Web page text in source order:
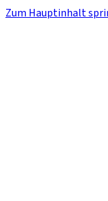
Zum Hauptinhalt